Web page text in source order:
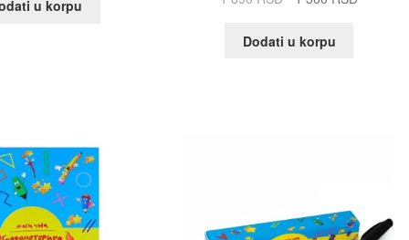
u korpu
je
Dodati u korpu